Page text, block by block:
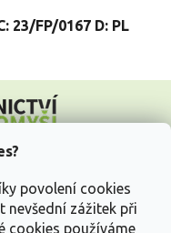
povolení cookies
nevšední zážitek při
cookies používáme
23/FP/0167 D: PL